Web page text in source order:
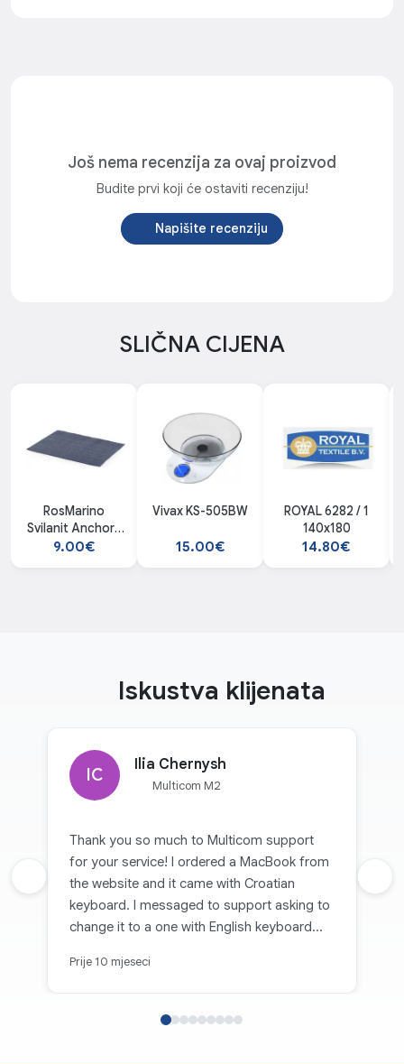
Još nema recenzija za ovaj proizvod
Budite prvi koji će ostaviti recenziju!
Napišite recenziju
SLIČNA CIJENA
RosMarino
Svilanit Anchors
plavi
9.00€
Vivax KS-505BW
15.00€
ROYAL 6282 / 1
140x180
14.80€
Iskustva klijenata
IC
Ilia Chernysh
Multicom M2
Thank you so much to Multicom support
for your service! I ordered a MacBook from
the website and it came with Croatian
keyboard. I messaged to support asking to
change it to a one with English keyboard
has been opened already. If you are planing
keyboard, please pay attention to ZEE
Prije 10 mjeseci
Prethodna recenzija